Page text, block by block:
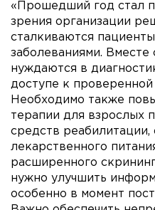
«Прошедший год стал
зрения организации
сталкиваются
заболеваниями. Вместе
нуждаются в
доступе к
Необходимо также
терапии для взрослых
средств реабилитации,
лекарственного
расширенного
нужно улучшить
особенно в момент